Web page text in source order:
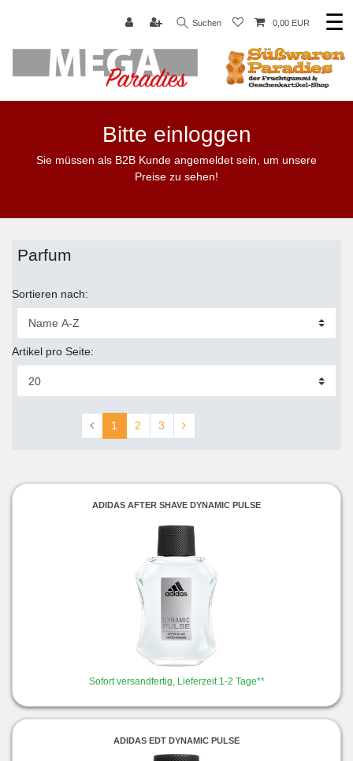
Suchen 0,00 EUR ☰
Bitte einloggen
Sie müssen als B2B Kunde angemeldet sein, um unsere
Preise zu sehen!
Parfum
Sortieren nach:
Artikel pro Seite:
1 2 3
ADIDAS AFTER SHAVE DYNAMIC PULSE
Sofort versandfertig, Lieferzeit 1-2 Tage**
ADIDAS EDT DYNAMIC PULSE